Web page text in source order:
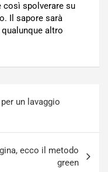
così spolverare su
Il sapore sarà
altro
un lavaggio
ecco il metodo
green